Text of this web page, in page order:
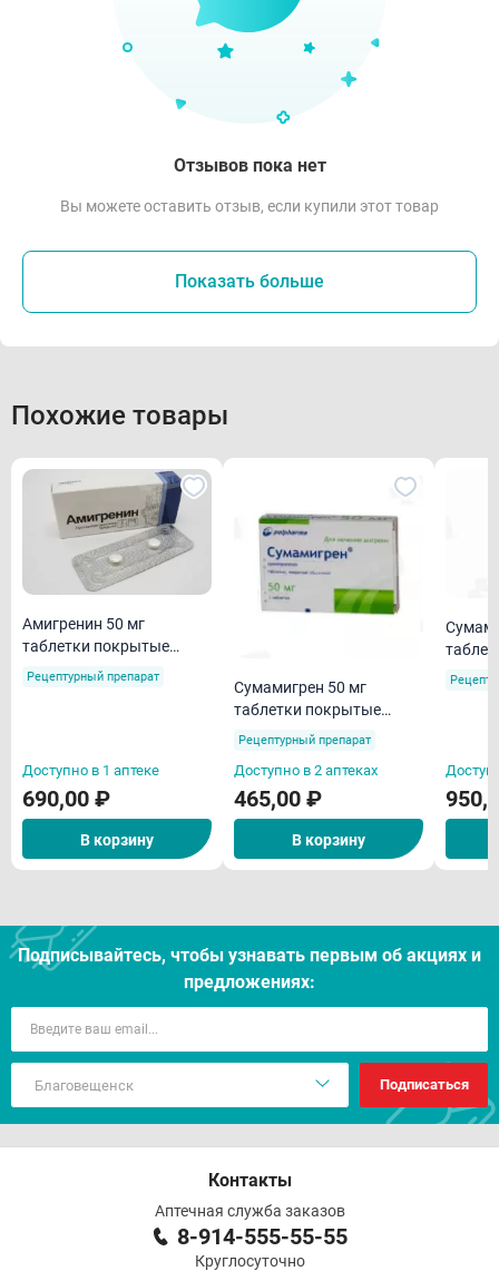
Отзывов пока нет
Вы можете оставить отзыв, если купили этот товар
Показать больше
Похожие товары
Амигренин 50 мг
таблетки покрытые
пленочной оболочкой N2
Рецептурный препарат
Доступно в 1 аптеке
690,00 ₽
В корзину
Сумамигрен 50 мг
таблетки покрытые
пленочной оболочкой N2
Рецептурный препарат
Доступно в 2 аптеках
465,00 ₽
В корзину
Подписывайтесь, чтобы узнавать первым об акцияx и
предложениях:
Подписаться
Контакты
Аптечная служба заказов
8-914-555-55-55
Круглосуточно